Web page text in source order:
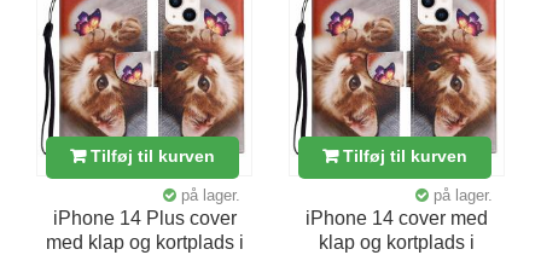
Tilføj til kurven
på lager.
iPhone 14 Plus cover
med klap og kortplads i
Tilføj til kurven
på lager.
iPhone 14 cover med
klap og kortplads i